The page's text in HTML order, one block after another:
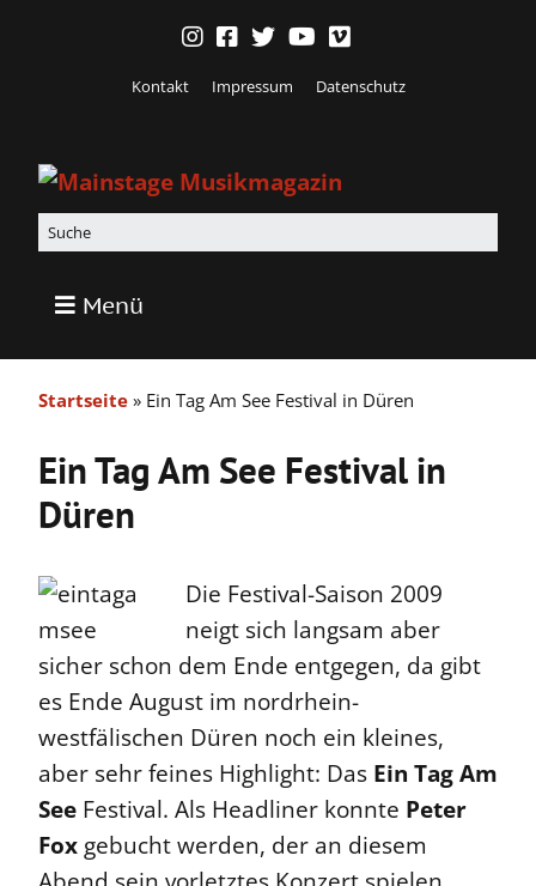
Kontakt Impressum Datenschutz
Menü
Startseite » Ein Tag Am See Festival in Düren
Ein Tag Am See Festival in
Düren
Die Festival-Saison 2009
neigt sich langsam aber
sicher schon dem Ende entgegen, da gibt
es Ende August im nordrhein-
westfälischen Düren noch ein kleines,
aber sehr feines Highlight: Das Ein Tag Am
See Festival. Als Headliner konnte Peter
Fox gebucht werden, der an diesem